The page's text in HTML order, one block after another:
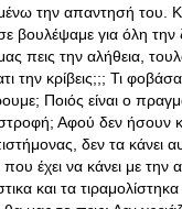
την απαντησή του.
βουλέψαμε για όλη την
πεις την αλήθεια,
την κρίβεις;;; Τι
Ποιός είναι ο
Αφού δεν ήσουν
δεν τα κάνει
έχει να κάνει με την
και τα